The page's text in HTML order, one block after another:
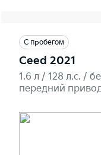
С пробегом
Ceed 2021
1.6 л / 128 л.c. /
передний